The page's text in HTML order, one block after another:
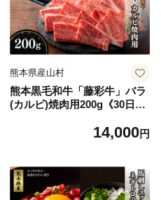
熊本県産山村
熊本黒毛和牛「藤彩牛」バラ
(カルビ)焼肉用200g《30日以
14,000円